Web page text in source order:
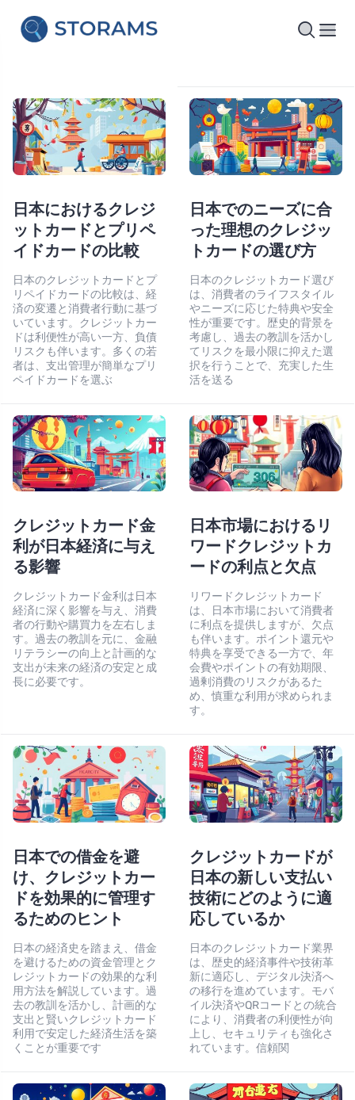
日本におけるクレジ
ットカードとプリペ
イドカードの比較
日本のクレジットカードとプ
リペイドカードの比較は、経
済の変遷と消費者行動に基づ
いています。クレジットカー
ドは利便性が高い一方、負債
リスクも伴います。多くの若
者は、支出管理が簡単なプリ
ペイドカードを選ぶ
日本でのニーズに合
った理想のクレジッ
トカードの選び方
日本のクレジットカード選び
は、消費者のライフスタイル
やニーズに応じた特典や安全
性が重要です。歴史的背景を
考慮し、過去の教訓を活かし
てリスクを最小限に抑えた選
択を行うことで、充実した生
活を送る
クレジットカード金
利が日本経済に与え
る影響
クレジットカード金利は日本
経済に深く影響を与え、消費
者の行動や購買力を左右しま
す。過去の教訓を元に、金融
リテラシーの向上と計画的な
支出が未来の経済の安定と成
長に必要です。
日本市場におけるリ
ワードクレジットカ
ードの利点と欠点
リワードクレジットカード
は、日本市場において消費者
に利点を提供しますが、欠点
も伴います。ポイント還元や
特典を享受できる一方で、年
会費やポイントの有効期限、
過剰消費のリスクがあるた
め、慎重な利用が求められま
す。
日本での借金を避
け、クレジットカー
ドを効果的に管理す
るためのヒント
日本の経済史を踏まえ、借金
を避けるための資金管理とク
レジットカードの効果的な利
用方法を解説しています。過
去の教訓を活かし、計画的な
支出と賢いクレジットカード
利用で安定した経済生活を築
くことが重要です
クレジットカードが
日本の新しい支払い
技術にどのように適
応しているか
日本のクレジットカード業界
は、歴史的経済事件や技術革
新に適応し、デジタル決済へ
の移行を進めています。モバ
イル決済やQRコードとの統合
により、消費者の利便性が向
上し、セキュリティも強化さ
れています。信頼関